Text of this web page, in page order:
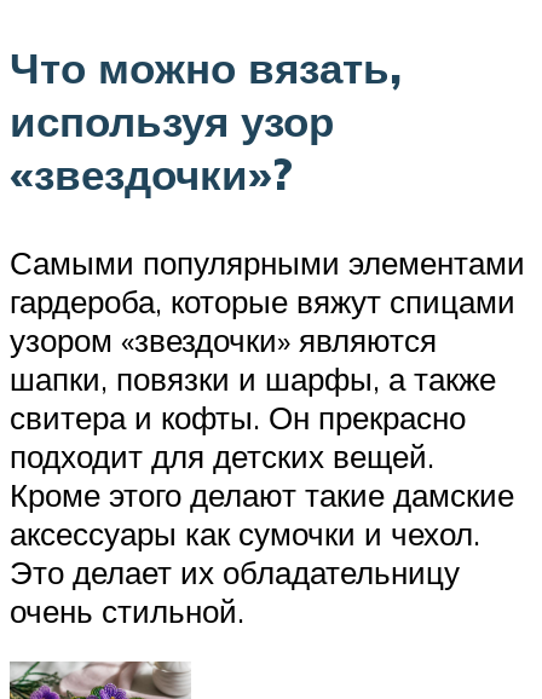
Что можно вязать,
используя узор
«звездочки»?
Самыми популярными элементами
гардероба, которые вяжут спицами
узором «звездочки» являются
шапки, повязки и шарфы, а также
свитера и кофты. Он прекрасно
подходит для детских вещей.
Кроме этого делают такие дамские
аксессуары как сумочки и чехол.
Это делает их обладательницу
очень стильной.